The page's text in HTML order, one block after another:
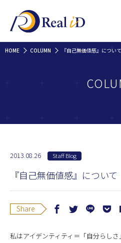
HOME COLUMN 『自己無価値感』について
2013.08.26 Staff Blog
『自己無価値感』について
Share
私はアイデンティティ＝「自分らし